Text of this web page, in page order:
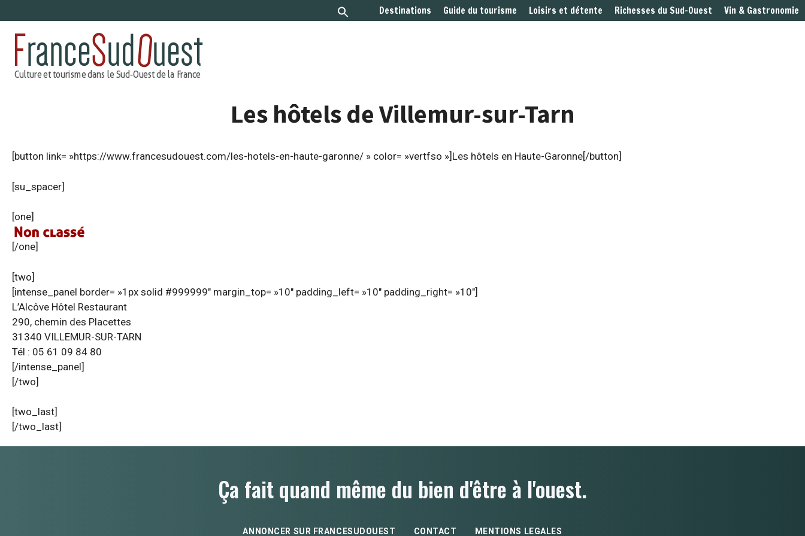
au
contenu
Destinations Guide du tourisme Loisirs et détente Richesses du Sud-Ouest Vin & Gastronomie
Les hôtels de Villemur-sur-Tarn
[button link= »https://www.francesudouest.com/les-hotels-en-haute-garonne/ » color= »vertfso »]Les hôtels en Haute-Garonne[/button]
[su_spacer]
[one]
[/one]
[two]
[intense_panel border= »1px solid #999999″ margin_top= »10″ padding_left= »10″ padding_right= »10″]
L’Alcôve Hôtel Restaurant
290, chemin des Placettes
31340 VILLEMUR-SUR-TARN
Tél : 05 61 09 84 80
[/intense_panel]
[/two]
[two_last]
[/two_last]
Ça fait quand même du bien d'être à l'ouest.
ANNONCER SUR FRANCESUDOUEST CONTACT MENTIONS LEGALES